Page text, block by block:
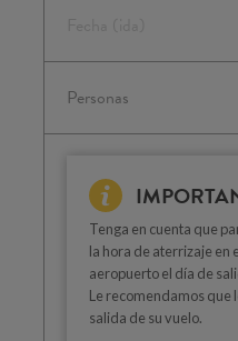
Tenga en cuenta que
la hora de aterrizaje en
aeropuerto el día de
Le recomendamos que
salida de su vuelo.